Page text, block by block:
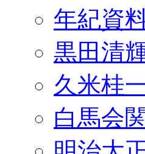
年紀資
黒田清
久米桂
白馬会